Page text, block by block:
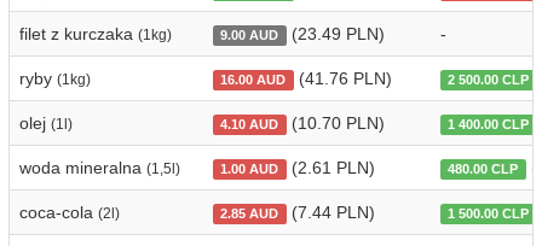
filet z kurczaka (1kg) 9.00 AUD (23.49 PLN) -
ryby (1kg) 16.00 AUD (41.76 PLN) 2 500.00 CLP
olej (1l) 4.10 AUD (10.70 PLN) 1 400.00 CLP
woda mineralna (1,5l) 1.00 AUD (2.61 PLN) 480.00 CLP
coca-cola (2l) 2.85 AUD (7.44 PLN) 1 500.00 CLP